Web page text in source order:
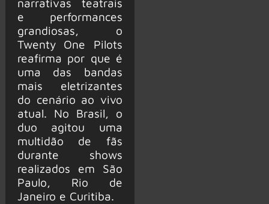
e performances
grandiosas, o
Twenty One Pilots
reafirma por que é
uma das bandas
mais eletrizantes
do cenário ao vivo
atual. No Brasil, o
duo agitou uma
multidão de fãs
durante shows
realizados em São
Paulo, Rio de
Janeiro e Curitiba.